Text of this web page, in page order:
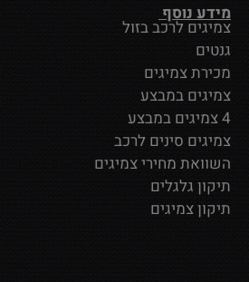
מידע נוסף
צמיגים לרכב בזול
גנטים
מכירת צמיגים
צמיגים במבצע
4 צמיגים במבצע
צמיגים סינים לרכב
השוואת מחירי צמיגים
תיקון גלגלים
תיקון צמיגים